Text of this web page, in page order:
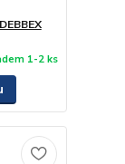
1-2 ks